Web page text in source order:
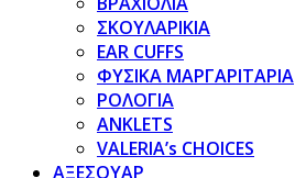
ΣΚΟΥΛΑΡΙΚΙΑ
EAR CUFFS
ΦΥΣΙΚΑ ΜΑΡΓΑΡΙΤΑΡΙΑ
ΡΟΛΟΓΙΑ
ANKLETS
VALERIA’s CHOICES
ΑΞΕΣΟΥΑΡ